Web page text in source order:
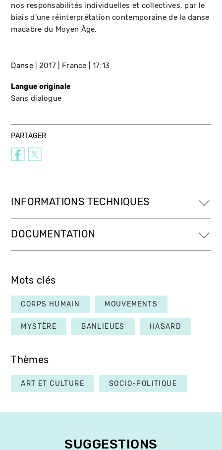
nos responsabilités individuelles et collectives, par le
biais d’une réinterprétation contemporaine de la danse
macabre du Moyen Âge.
Danse 2017 France 17:13
Langue originale
Sans dialogue
PARTAGER
INFORMATIONS TECHNIQUES
DOCUMENTATION
Mots clés
CORPS HUMAIN MOUVEMENTS
MYSTÈRE BANLIEUES HASARD
Thèmes
ART ET CULTURE SOCIO-POLITIQUE
SUGGESTIONS